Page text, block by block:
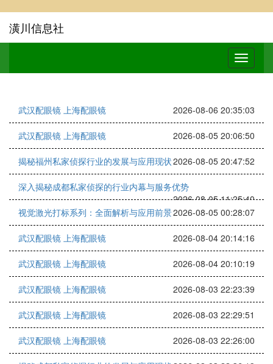
潢川信息社
武汉配眼镜 上海配眼镜 2026-08-06 20:35:03
武汉配眼镜 上海配眼镜 2026-08-05 20:06:50
揭秘福州私家侦探行业的发展与应用现状2026-08-05 20:47:52
深入揭秘成都私家侦探的行业内幕与服务优势
2026-08-05 11:25:40
视觉激光打标系列：全面解析与应用前景2026-08-05 00:28:07
武汉配眼镜 上海配眼镜 2026-08-04 20:14:16
武汉配眼镜 上海配眼镜 2026-08-04 20:10:19
武汉配眼镜 上海配眼镜 2026-08-03 22:23:39
武汉配眼镜 上海配眼镜 2026-08-03 22:29:51
武汉配眼镜 上海配眼镜 2026-08-03 22:26:00